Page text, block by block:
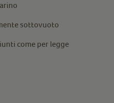
sottovuoto
come per legge